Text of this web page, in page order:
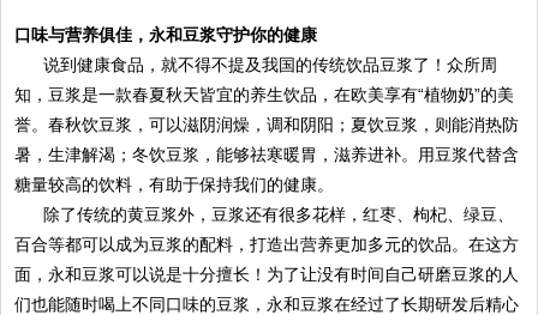
口味与营养俱佳，永和豆浆守护你的健康
说到健康食品，就不得不提及我国的传统饮品豆浆了！众所周
知，豆浆是一款春夏秋天皆宜的养生饮品，在欧美享有“植物奶”的美
誉。春秋饮豆浆，可以滋阴润燥，调和阴阳；夏饮豆浆，则能消热防
暑，生津解渴；冬饮豆浆，能够祛寒暖胃，滋养进补。用豆浆代替含
糖量较高的饮料，有助于保持我们的健康。
除了传统的黄豆浆外，豆浆还有很多花样，红枣、枸杞、绿豆、
百合等都可以成为豆浆的配料，打造出营养更加多元的饮品。在这方
面，永和豆浆可以说是十分擅长！为了让没有时间自己研磨豆浆的人
们也能随时喝上不同口味的豆浆，永和豆浆在经过了长期研发后精心